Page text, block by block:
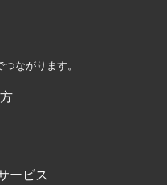
ながります。
ービス